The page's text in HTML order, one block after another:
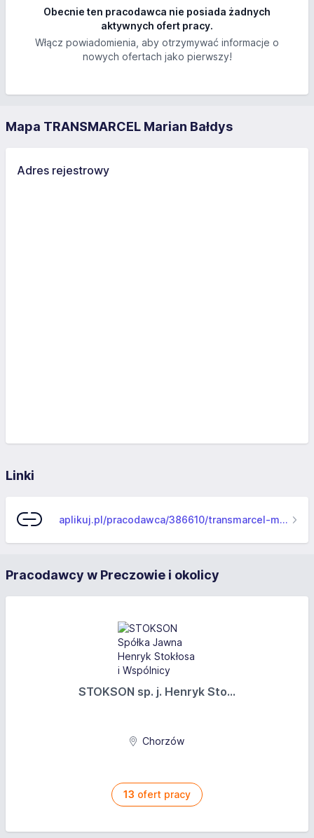
Obecnie ten pracodawca nie posiada żadnych
aktywnych ofert pracy.
Włącz powiadomienia, aby otrzymywać informacje o
nowych ofertach jako pierwszy!
Mapa TRANSMARCEL Marian Bałdys
Adres rejestrowy
Linki
aplikuj.pl/pracodawca/386610/transmarcel-marian-baldys
Pracodawcy w Preczowie i okolicy
STOKSON sp. j. Henryk Sto...
Chorzów
13 ofert pracy